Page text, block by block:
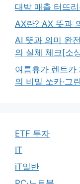
대박 매출 터뜨
AX란? AX 뜻과
AI 뜻과 의미 완
의 실체 체크[소
여름휴가 렌트
의 비밀 쏘카·그
ETF 투자
IT
iT일반